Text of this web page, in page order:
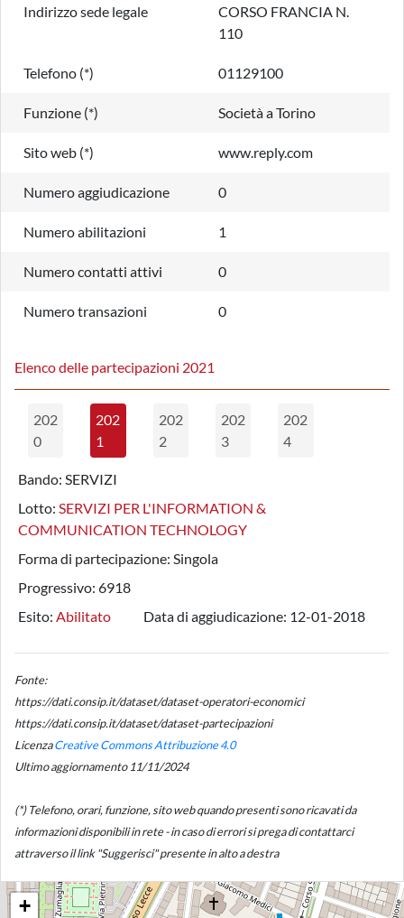
Indirizzo sede legale
CORSO FRANCIA N.
110
Telefono (*) 01129100
Funzione (*) Società a Torino
Sito web (*) www.reply.com
Numero aggiudicazione 0
Numero abilitazioni 1
Numero contatti attivi 0
Numero transazioni 0
Elenco delle partecipazioni 2021
202
0
202
1
202
2
202
3
202
4
Bando: SERVIZI
Lotto: SERVIZI PER L'INFORMATION &
COMMUNICATION TECHNOLOGY
Forma di partecipazione: Singola
Progressivo: 6918
Esito: Abilitato Data di aggiudicazione: 12-01-2018
Fonte:
https://dati.consip.it/dataset/dataset-operatori-economici
https://dati.consip.it/dataset/dataset-partecipazioni
LicenzaCreative Commons Attribuzione 4.0
Ultimo aggiornamento 11/11/2024
(*) Telefono, orari, funzione, sito web quando presenti sono ricavati da
informazioni disponibili in rete - in caso di errori si prega di contattarci
attraverso il link "Suggerisci" presente in alto a destra
+